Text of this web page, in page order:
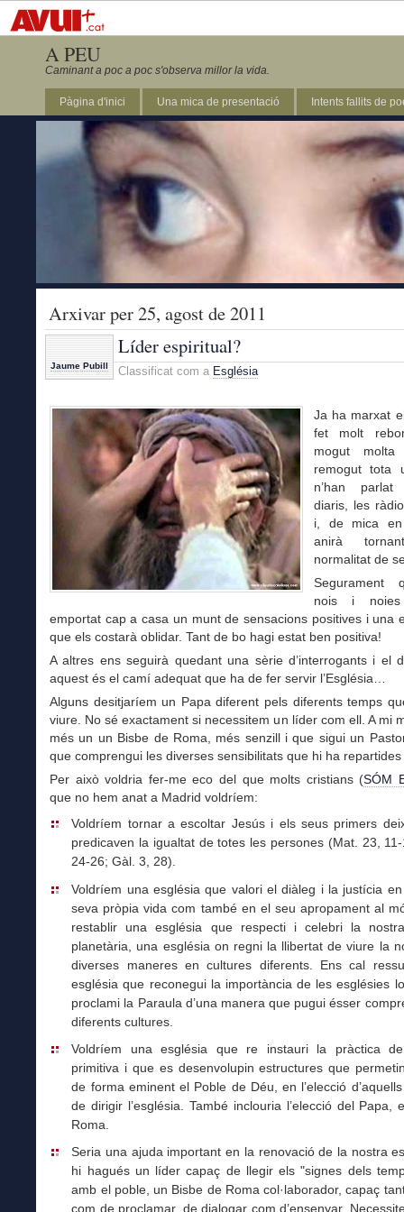
A PEU
Caminant a poc a poc s'observa millor la vida.
Pàgina d'inici Una mica de presentació Intents fallits de
Arxivar per 25, agost de 2011
Jaume Pubill
Líder espiritual?
Classificat com a Església
Ja ha marxat
fet molt
mogut
remogut tota
n’han
diaris, les
i, de mica
anirà
normalitat de
Segurament
nois i noies
emportat cap a casa un munt de sensacions positives i una
que els costarà oblidar. Tant de bo hagi estat ben positiva!
A altres ens seguirà quedant una sèrie d’interrogants i el
aquest és el camí adequat que ha de fer servir l’Església…
Alguns desitjaríem un Papa diferent pels diferents temps
viure. No sé exactament si necessitem un líder com ell. A mi
més un un Bisbe de Roma, més senzill i que sigui un
que comprengui les diverses sensibilitats que hi ha
Per això voldria fer-me eco del que molts cristians (SÓM
que no hem anat a Madrid voldríem:
Voldríem tornar a escoltar Jesús i els seus primers
predicaven la igualtat de totes les persones (Mat. 23,
24-26; Gàl. 3, 28).
Voldríem una església que valori el diàleg i la justícia
seva pròpia vida com també en el seu apropament al
restablir una església que respecti i celebri la
planetària, una església on regni la llibertat de viure la
diverses maneres en cultures diferents. Ens cal
església que reconegui la importància de les esglésies
proclami la Paraula d’una manera que pugui ésser
diferents cultures.
Voldríem una església que re instauri la pràctica de
primitiva i que es desenvolupin estructures que
de forma eminent el Poble de Déu, en l’elecció
de dirigir l’església. També inclouria l’elecció del Papa,
Roma.
Seria una ajuda important en la renovació de la nostra
hi hagués un líder capaç de llegir els "signes dels
amb el poble, un Bisbe de Roma col·laborador, capaç
com de proclamar, de dialogar com d’ensenyar.